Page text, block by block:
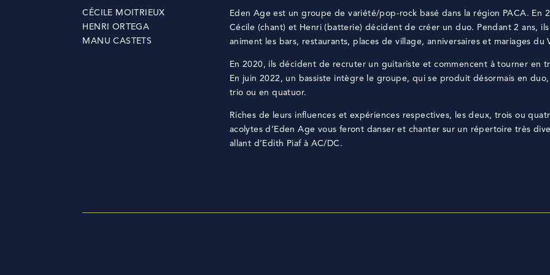
CÉCILE MOITRIEUX
HENRI ORTEGA
MANU CASTETS
Eden Age est un groupe de variété/pop-rock basé dans la région PACA. En
Cécile (chant) et Henri (batterie) décident de créer un duo. Pendant 2 ans, ils
animent les bars, restaurants, places de village, anniversaires et mariages du
En 2020, ils décident de recruter un guitariste et commencent à tourner en
En juin 2022, un bassiste intègre le groupe, qui se produit désormais en duo,
trio ou en quatuor.
Riches de leurs influences et expériences respectives, les deux, trois ou
acolytes d’Eden Age vous feront danser et chanter sur un répertoire très
allant d’Edith Piaf à AC/DC.